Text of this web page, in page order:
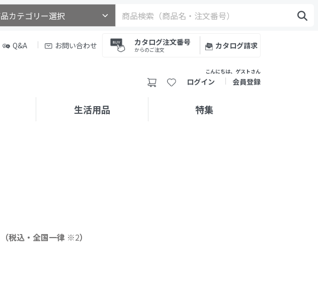
Q&A お問い合わせ カタログ注文番号
からのご注文 カタログ請求
こんにちは、ゲストさん
ログイン 会員登録
生活用品 特集
（税込・全国一律 ※2）